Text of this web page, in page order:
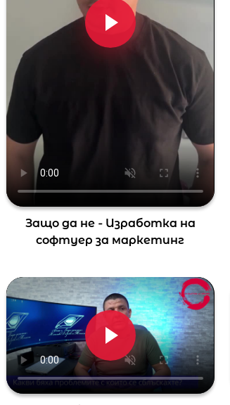
Защо да не - Изработка на
софтуер за маркетинг